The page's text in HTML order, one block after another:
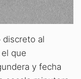
discreto al
que
y fecha